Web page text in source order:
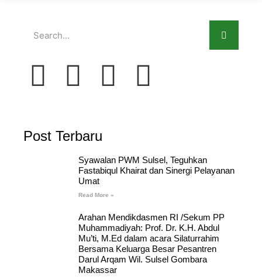
Post Terbaru
Syawalan PWM Sulsel, Teguhkan
Fastabiqul Khairat dan Sinergi Pelayanan
Umat
Read More »
Arahan Mendikdasmen RI /Sekum PP
Muhammadiyah: Prof. Dr. K.H. Abdul
Mu’ti, M.Ed dalam acara Silaturrahim
Bersama Keluarga Besar Pesantren
Darul Arqam Wil. Sulsel Gombara
Makassar